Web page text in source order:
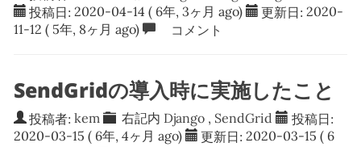
投稿日: 2020-04-14 ( 6年, 3ヶ月 ago) 更新日: 2020-
11-12 ( 5年, 8ヶ月 ago) コメント
SendGridの導入時に実施したこと
投稿者: kem 右記内 Django , SendGrid 投稿日:
2020-03-15 ( 6年, 4ヶ月 ago) 更新日: 2020-03-15 ( 6